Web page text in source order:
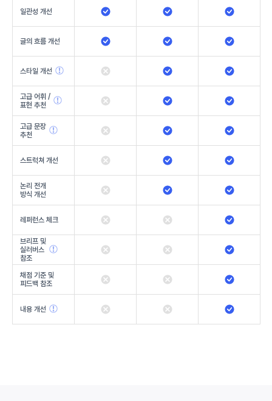
일관성 개선
글의 흐름 개선
스타일 개선
고급 어휘 /
표현 추천
고급 문장
추천
스트럭쳐 개선
논리 전개
방식 개선
레퍼런스 체크
브리프 및
실러버스
참조
채점 기준 및
피드백 참조
내용 개선